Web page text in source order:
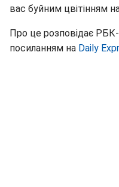
вас буйним цвітінням
Про це розповідає РБК-
посиланням на Daily